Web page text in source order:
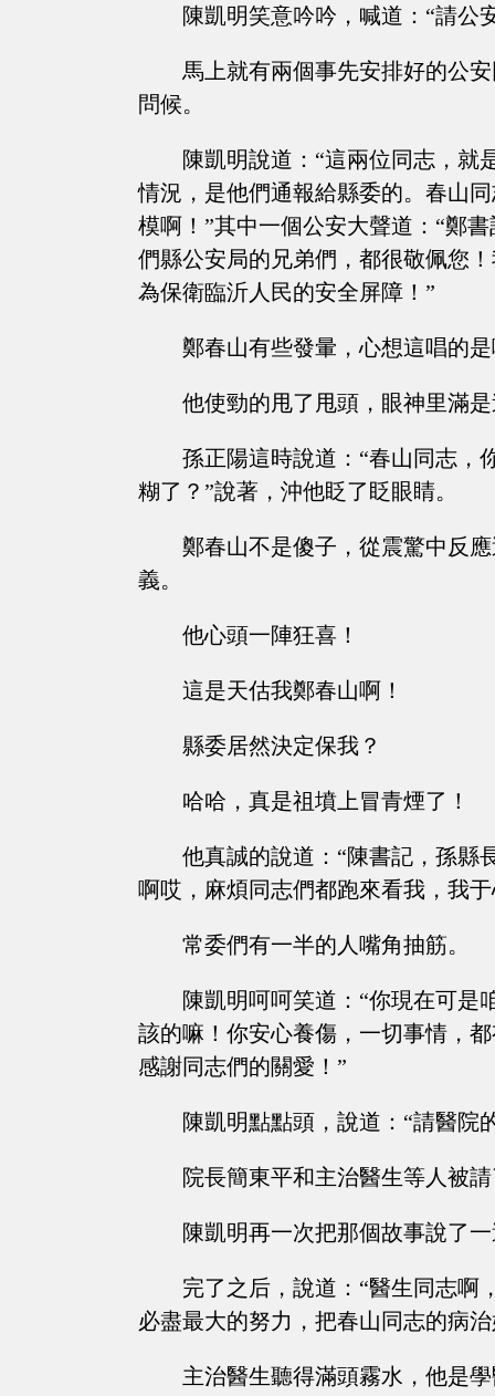
陳凱明笑意吟吟，喊道：“請公
馬上就有兩個事先安排好的公
問候。
陳凱明說道：“這兩位同志，就
情況，是他們通報給縣委的。春山
模啊！”其中一個公安大聲道：“鄭
們縣公安局的兄弟們，都很敬佩您
為保衛臨沂人民的安全屏障！”
鄭春山有些發暈，心想這唱的
他使勁的甩了甩頭，眼神里滿
孫正陽這時說道：“春山同志，
糊了？”說著，沖他眨了眨眼睛。
鄭春山不是傻子，從震驚中反
義。
他心頭一陣狂喜！
這是天估我鄭春山啊！
縣委居然決定保我？
哈哈，真是祖墳上冒青煙了！
他真誠的說道：“陳書記，孫縣
啊哎，麻煩同志們都跑來看我，我
常委們有一半的人嘴角抽筋。
陳凱明呵呵笑道：“你現在可是
該的嘛！你安心養傷，一切事情，
感謝同志們的關愛！”
陳凱明點點頭，說道：“請醫院
院長簡東平和主治醫生等人被
陳凱明再一次把那個故事說了
完了之后，說道：“醫生同志啊
必盡最大的努力，把春山同志的病
主治醫生聽得滿頭霧水，他是